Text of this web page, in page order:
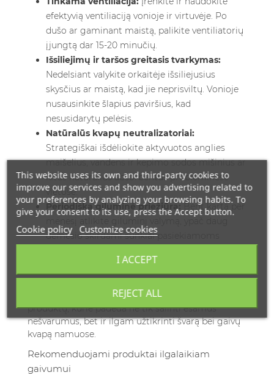
efektyvią ventiliaciją vonioje ir virtuvėje. Po
dušo ar gaminant maistą, palikite ventiliatorių
įjungtą dar 15-20 minučių.
Išsiliejimų ir taršos greitasis tvarkymas:
Nedelsiant valykite orkaitėje išsiliejusius
skysčius ar maistą, kad jie neprisviltų. Vonioje
nusausinkite šlapius paviršius, kad
nesusidarytų pelėsis.
Natūralūs kvapų neutralizatoriai:
Strategiškai išdėliokite aktyvuotos anglies
maišelius, vandens ir kepimo sodos mišinius ar
kitus natūralius absorbentus probleminėse
vietose.
Periodiška giluminė priežiūra:Bent kartą per
dėmesio skirdami sunkiai pasiekiamoms
geriausiai parduodamų valymo
produktų, kurie padeda ne tik šalinti esamus
nešvarumus, bet ir ilgam užtikrinti švarą bei gaivų
kvapą namuose.
Rekomenduojami produktai ilgalaikiam
gaivumui
This website uses its own and third-party cookies to
improve our services and show you advertising related to
your preferences by analyzing your browsing habits. To
give your consent to its use, press the Accept button.
Cookie policy Customize cookies
REJECT ALL
I ACCEPT